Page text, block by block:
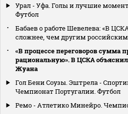
Урал - Уфа. Голы и лучшие
Футбол
Бабаев о работе Шевелева: «В
сложнее, чем другим
«В процессе переговоров сумма
рациональную». В ЦСКА
Жуана
Гол Бени Соузы. Эштрела -
Чемпионат Португалии. Футбол
Ремо - Атлетико Минейро.